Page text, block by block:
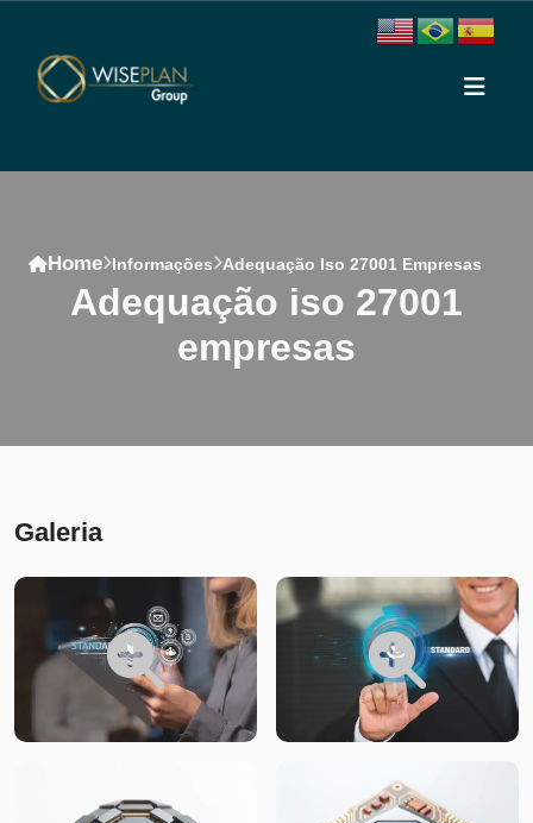
Home Informações Adequação Iso 27001 Empresas
adequação iso 27001
empresas
Galeria